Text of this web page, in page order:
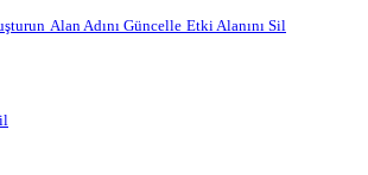
Alan Adını Güncelle Etki Alanını Sil